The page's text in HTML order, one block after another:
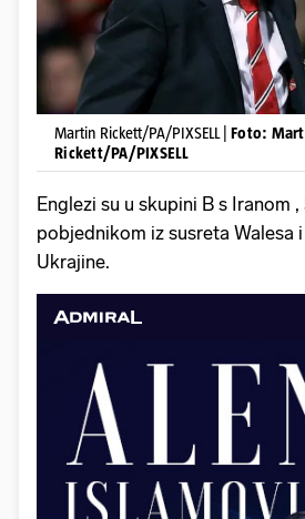
Martin Rickett/PA/PIXSELL | Foto:
Rickett/PA/PIXSELL
Englezi su u skupini B s Iranom
pobjednikom iz susreta Walesa
Ukrajine.